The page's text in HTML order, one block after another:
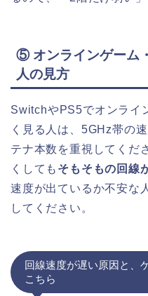
⑤ オンラインゲーム
人の見方
SwitchやPS5でオンライ
く見る人は、5GHz帯の
テナ本数を重視してくだ
くしても そもそもの回線
速度が出ているか不安な
してください。
回線速度が遅い原因と、
こちら